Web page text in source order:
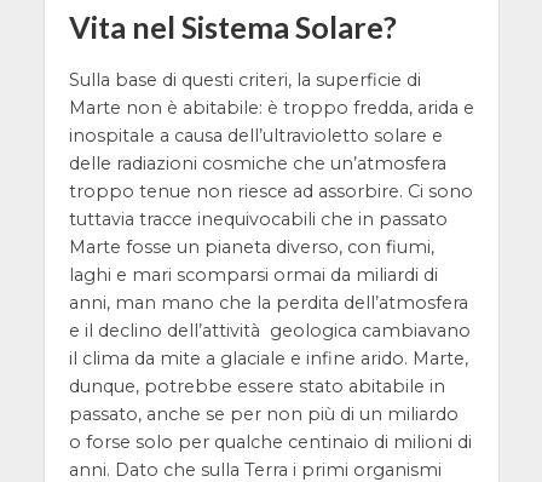
Vita nel Sistema Solare?
Sulla base di questi criteri, la superficie di
Marte non è abitabile: è troppo fredda, arida e
inospitale a causa dell’ultravioletto solare e
delle radiazioni cosmiche che un’atmosfera
troppo tenue non riesce ad assorbire. Ci sono
tuttavia tracce inequivocabili che in passato
Marte fosse un pianeta diverso, con fiumi,
laghi e mari scomparsi ormai da miliardi di
anni, man mano che la perdita dell’atmosfera
e il declino dell’attività geologica cambiavano
il clima da mite a glaciale e infine arido. Marte,
dunque, potrebbe essere stato abitabile in
passato, anche se per non più di un miliardo
o forse solo per qualche centinaio di milioni di
anni. Dato che sulla Terra i primi organismi